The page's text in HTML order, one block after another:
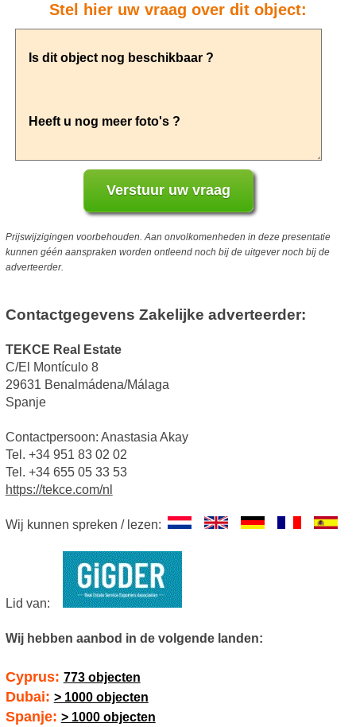
Stel hier uw vraag over dit object:
Prijswijzigingen voorbehouden. Aan onvolkomenheden in deze presentatie
kunnen géén aanspraken worden ontleend noch bij de uitgever noch bij de
adverteerder.
Contactgegevens Zakelijke adverteerder:
TEKCE Real Estate
C/El Montículo 8
29631 Benalmádena/Málaga
Spanje
Contactpersoon: Anastasia Akay
Tel. +34 951 83 02 02
Tel. +34 655 05 33 53
https://tekce.com/nl
Wij kunnen spreken / lezen:
Lid van:
Wij hebben aanbod in de volgende landen:
Cyprus: 773 objecten
Dubai: > 1000 objecten
Spanje: > 1000 objecten